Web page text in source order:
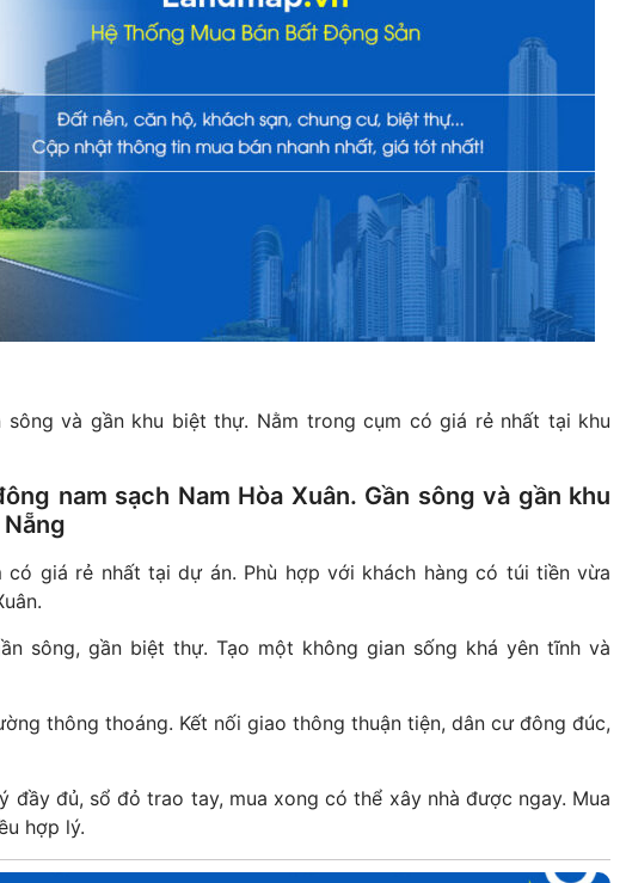
và gần khu biệt thự. Nằm trong cụm có giá rẻ nhất tại khu
nam sạch Nam Hòa Xuân. Gần sông và gần khu
có giá rẻ nhất tại dự án. Phù hợp với khách hàng có túi tiền vừa
sông, gần biệt thự. Tạo một không gian sống khá yên tĩnh và
thông thoáng. Kết nối giao thông thuận tiện, dân cư đông đúc,
đầy đủ, sổ đỏ trao tay, mua xong có thể xây nhà được ngay. Mua
hợp lý.